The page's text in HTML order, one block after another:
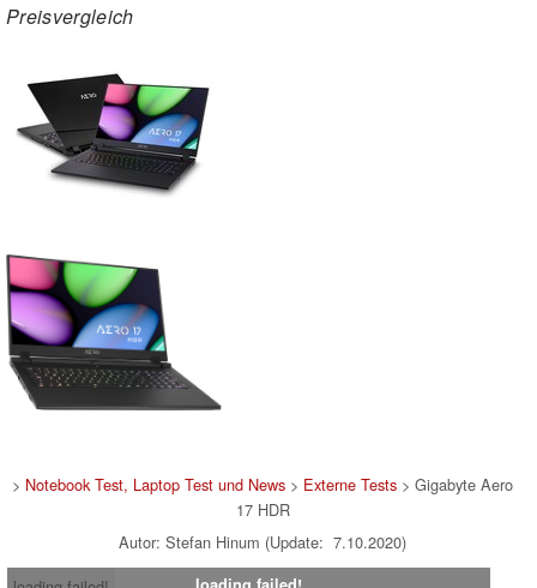
Preisvergleich
> Notebook Test, Laptop Test und News > Externe Tests > Gigabyte Aero
17 HDR
Autor: Stefan Hinum (Update: 7.10.2020)